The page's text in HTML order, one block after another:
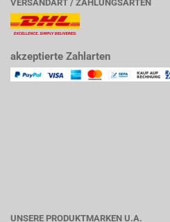
VERSANDART / ZAHLUNGSARTEN
akzeptierte Zahlarten
UNSERE PRODUKTMARKEN U.A.